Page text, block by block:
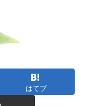
はてブ